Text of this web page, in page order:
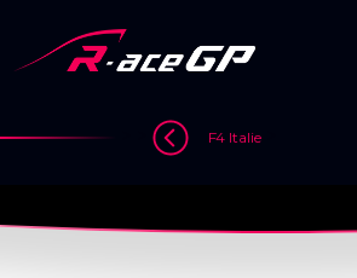
content
F4 Italie